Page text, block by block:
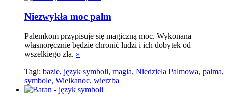
Niezwykła moc palm
Palemkom przypisuje się magiczną moc. Wykonana
własnoręcznie będzie chronić ludzi i ich dobytek od
wszelkiego zła. »
Tagi: bazie, język symboli, magia, Niedziela Palmowa, palma,
symbole, Wielkanoc, wierzba